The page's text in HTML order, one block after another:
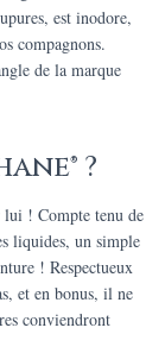
est inodore,
compagnons.
de la marque
?
! Compte tenu de
liquides, un simple
! Respectueux
et en bonus, il ne
conviendront